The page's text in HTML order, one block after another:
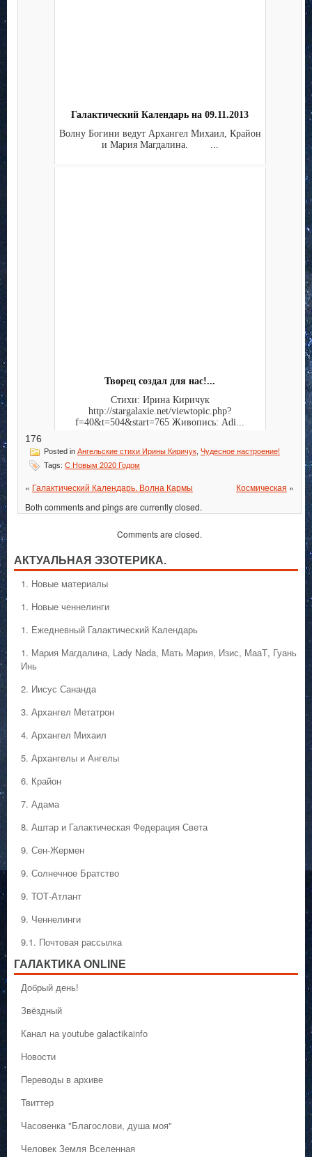
Галактический Календарь на 09.11.2013
Волну Богини ведут Архангел Михаил, Крайон
и Мария Магдалина. ...
Творец создал для нас!...
Стихи: Ирина Киричук
http://stargalaxie.net/viewtopic.php?
f=40&t=504&start=765 Живопись: Adi...
176
Posted in Ангельские стихи Ирины Киричук Чудесное настроение!
Tags: С Новым 2020 Годом
« Галактический Календарь. Волна Кармы Космическая »
Both comments and pings are currently closed.
Comments are closed.
АКТУАЛЬНАЯ ЭЗОТЕРИКА.
1. Hовые материалы
1. Hовые ченнелинги
1. Ежедневный Галактический Календарь
1. Мария Магдалина, Lady Nada, Мать Мария, Изис, МааТ, Гуань
Инь
2. Иисус Сананда
3. Архангел Метатрон
4. Архангел Михаил
5. Архангелы и Ангелы
6. Крайон
7. Адама
8. Аштар и Галактическая Федерация Света
9. Сен-Жермен
9. Солнечное Братство
9. ТОТ-Атлант
9. Ченнелинги
9.1. Почтовая рассылка
ГАЛАКТИКA ONLINE
Добрый день!
Звёздный
Канал на youtube galactikainfo
Новости
Переводы в архиве
Твиттер
Часовенка "Благослови, душа моя"
Человек Земля Вселенная